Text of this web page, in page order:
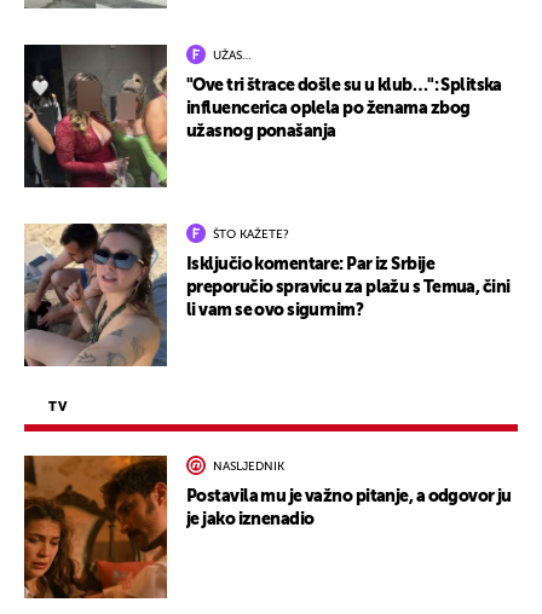
UŽAS…
"Ove tri štrace došle su u klub…": Splitska
influencerica oplela po ženama zbog
užasnog ponašanja
ŠTO KAŽETE?
Isključio komentare: Par iz Srbije
preporučio spravicu za plažu s Temua, čini
li vam se ovo sigurnim?
TV
NASLJEDNIK
Postavila mu je važno pitanje, a odgovor ju
je jako iznenadio